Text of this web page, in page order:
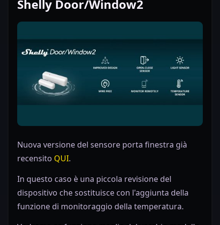
Shelly Door/Window2
Nuova versione del sensore porta finestra già
recensito QUI.
In questo caso è una piccola revisione del
dispositivo che sostituisce con l'aggiunta della
funzione di monitoraggio della temperatura.